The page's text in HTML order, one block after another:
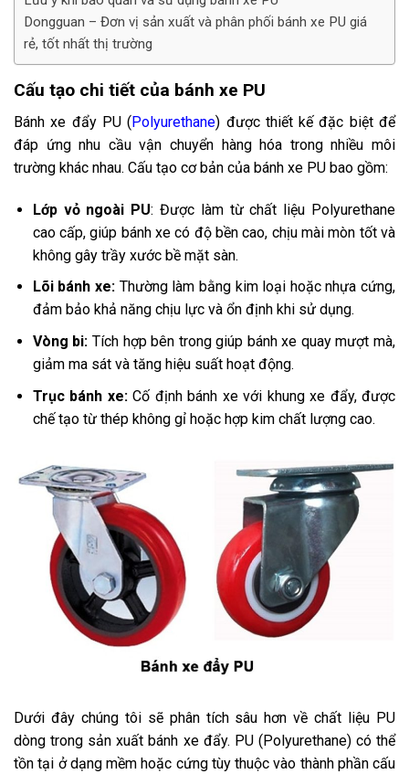
Dongguan – Đơn vị sản xuất và phân phối bánh xe PU giá
rẻ, tốt nhất thị trường
Cấu tạo chi tiết của bánh xe PU
Bánh xe đẩy PU (Polyurethane) được thiết kế đặc biệt để
đáp ứng nhu cầu vận chuyển hàng hóa trong nhiều môi
trường khác nhau. Cấu tạo cơ bản của bánh xe PU bao gồm:
Lớp vỏ ngoài PU: Được làm từ chất liệu Polyurethane
cao cấp, giúp bánh xe có độ bền cao, chịu mài mòn tốt và
không gây trầy xước bề mặt sàn.
Lõi bánh xe: Thường làm bằng kim loại hoặc nhựa cứng,
đảm bảo khả năng chịu lực và ổn định khi sử dụng.
Vòng bi: Tích hợp bên trong giúp bánh xe quay mượt mà,
giảm ma sát và tăng hiệu suất hoạt động.
Trục bánh xe:Cố định bánh xe với khung xe đẩy, được
chế tạo từ thép không gỉ hoặc hợp kim chất lượng cao.
Dưới đây chúng tôi sẽ phân tích sâu hơn về chất liệu PU
dòng trong sản xuất bánh xe đẩy. PU (Polyurethane) có thể
tồn tại ở dạng mềm hoặc cứng tùy thuộc vào thành phần cấu